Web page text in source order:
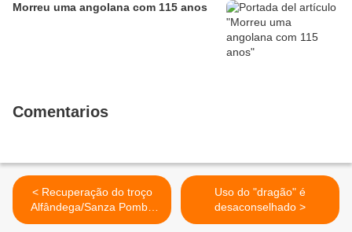
Morreu uma angolana com 115 anos
Comentarios
< Recuperação do troço
Alfândega/Sanza Pombo
melhora tráfego
Uso do "dragão" é
desaconselhado >